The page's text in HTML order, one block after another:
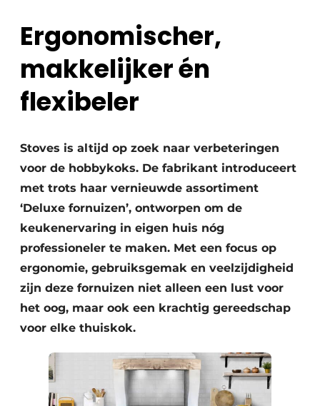
Vacature aanmelden
Vacatures
Video’s
Werkbladen
Meubelbeslag & Kastindeling
Ergonomischer,
makkelijker én
flexibeler
Stoves is altijd op zoek naar verbeteringen
voor de hobbykoks. De fabrikant introduceert
met trots haar vernieuwde assortiment
‘Deluxe fornuizen’, ontworpen om de
keukenervaring in eigen huis nóg
professioneler te maken. Met een focus op
ergonomie, gebruiksgemak en veelzijdigheid
zijn deze fornuizen niet alleen een lust voor
het oog, maar ook een krachtig gereedschap
voor elke thuiskok.